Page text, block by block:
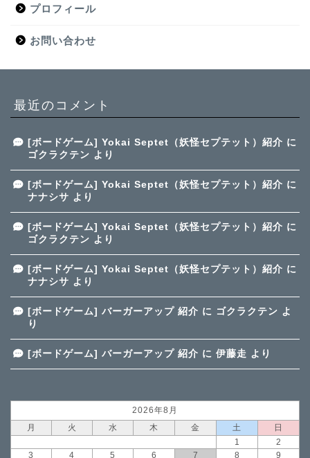
プロフィール
お問い合わせ
最近のコメント
[ボードゲーム] Yokai Septet（妖怪セプテット）紹介 に
ゴクラクテン より
[ボードゲーム] Yokai Septet（妖怪セプテット）紹介 に
ナナシサ より
[ボードゲーム] Yokai Septet（妖怪セプテット）紹介 に
ゴクラクテン より
[ボードゲーム] Yokai Septet（妖怪セプテット）紹介 に
ナナシサ より
[ボードゲーム] バーガーアップ 紹介 に ゴクラクテン よ
り
[ボードゲーム] バーガーアップ 紹介 に 伊藤走 より
2026年8月
月
火 水 木 金 土
日
1
2
3
4 5 6 7 8 9